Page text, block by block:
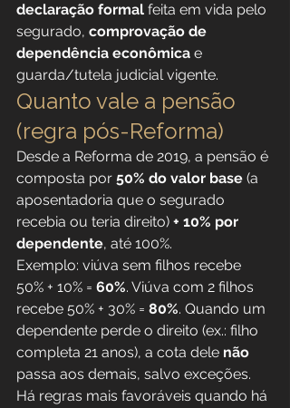
declaração formal feita em vida pelo
segurado, comprovação de
dependência econômica e
guarda/tutela judicial vigente.
Quanto vale a pensão
(regra pós-Reforma)
Desde a Reforma de 2019, a pensão é
composta por 50% do valor base (a
aposentadoria que o segurado
recebia ou teria direito) + 10% por
dependente, até 100%.
Exemplo: viúva sem filhos recebe
50% + 10% = 60%. Viúva com 2 filhos
recebe 50% + 30% = 80%. Quando um
dependente perde o direito (ex.: filho
completa 21 anos), a cota dele não
passa aos demais, salvo exceções.
Há regras mais favoráveis quando há